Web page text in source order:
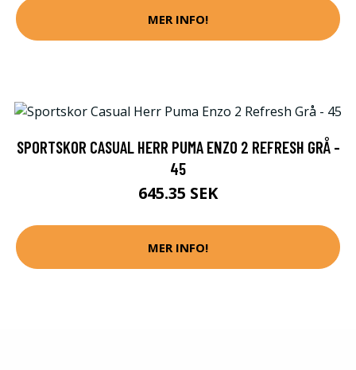
MER INFO!
SPORTSKOR CASUAL HERR PUMA ENZO 2 REFRESH GRÅ -
45
645.35 SEK
MER INFO!